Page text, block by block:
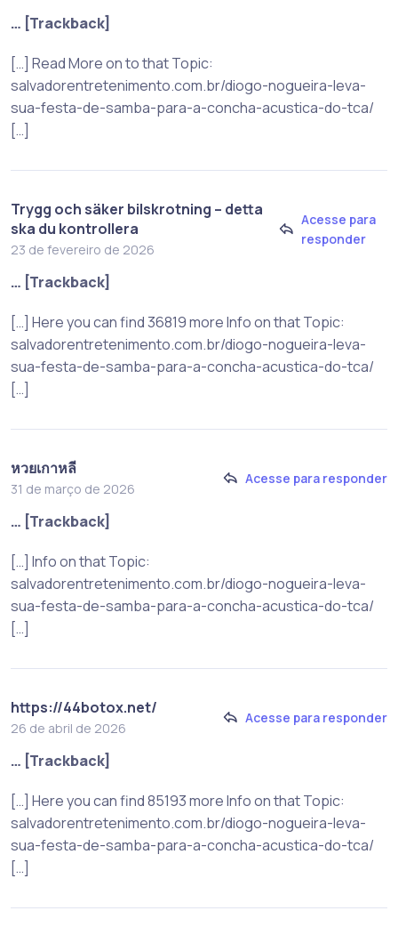
… [Trackback]
[…] Read More on to that Topic:
salvadorentretenimento.com.br/diogo-nogueira-leva-
sua-festa-de-samba-para-a-concha-acustica-do-tca/
[…]
Trygg och säker bilskrotning – detta
ska du kontrollera
23 de fevereiro de 2026
Acesse para
responder
… [Trackback]
[…] Here you can find 36819 more Info on that Topic:
salvadorentretenimento.com.br/diogo-nogueira-leva-
sua-festa-de-samba-para-a-concha-acustica-do-tca/
[…]
หวยเกาหลี
31 de março de 2026
Acesse para responder
… [Trackback]
[…] Info on that Topic:
salvadorentretenimento.com.br/diogo-nogueira-leva-
sua-festa-de-samba-para-a-concha-acustica-do-tca/
[…]
https://44botox.net/
26 de abril de 2026
Acesse para responder
… [Trackback]
[…] Here you can find 85193 more Info on that Topic:
salvadorentretenimento.com.br/diogo-nogueira-leva-
sua-festa-de-samba-para-a-concha-acustica-do-tca/
[…]